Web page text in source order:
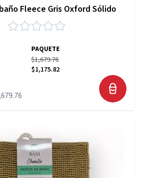
Fleece Gris Oxford Sólido
PAQUETE
$1,679.76
$1,175.82